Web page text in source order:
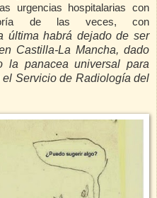
urgencias hospitalarias con
de las veces, con
última habrá dejado de ser
Castilla-La Mancha, dado
la panacea universal para
Servicio de Radiología del